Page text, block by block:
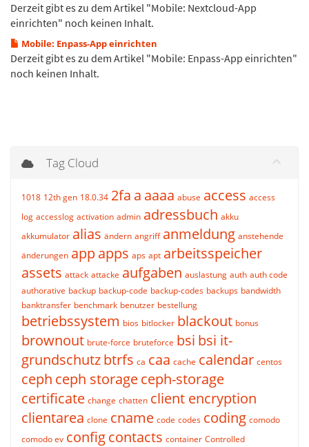
Derzeit gibt es zu dem Artikel "Mobile: Nextcloud-App
einrichten" noch keinen Inhalt.
Mobile: Enpass-App einrichten
Derzeit gibt es zu dem Artikel "Mobile: Enpass-App einrichten"
noch keinen Inhalt.
Tag Cloud
1018 12th gen 18.0.34 2fa a aaaa abuse access access
log accesslog activation admin adressbuch akku
akkumulator alias ändern angriff anmeldung anstehende
änderungen appapps aps apt arbeitsspeicher
assets attack attacke aufgaben auslastung auth auth code
authorative backup backup-code backup-codes backups bandwidth
banktransfer benchmark benutzer bestellung
betriebssystem bios bitlocker blackout bonus
brownout brute-force bruteforce bsi bsi it-
grundschutzbtrfs ca caa cache calendar centos
ceph ceph storageceph-storage
certificate change chatten client encryption
clientarea clone cname code codes coding comodo
comodo ev configcontacts container Controlled